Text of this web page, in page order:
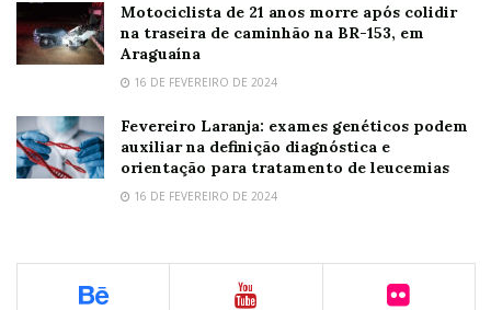
Motociclista de 21 anos morre após colidir
na traseira de caminhão na BR-153, em
Araguaína
16 DE FEVEREIRO DE 2024
Fevereiro Laranja: exames genéticos podem
auxiliar na definição diagnóstica e
orientação para tratamento de leucemias
16 DE FEVEREIRO DE 2024